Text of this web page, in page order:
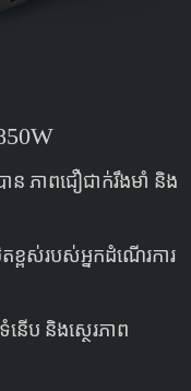
ន ភាពជឿជាក់រឹងមាំ និង
តខ្ពស់របស់អ្នកដំណើរការ
នើប និងស្ថេរភាព